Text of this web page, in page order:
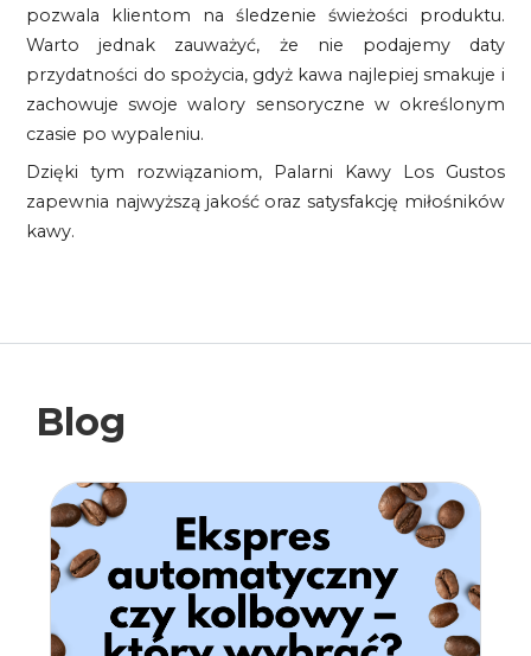
pozwala klientom na śledzenie świeżości produktu.
Warto jednak zauważyć, że nie podajemy daty
przydatności do spożycia, gdyż kawa najlepiej smakuje i
zachowuje swoje walory sensoryczne w określonym
czasie po wypaleniu.
Dzięki tym rozwiązaniom, Palarni Kawy Los Gustos
zapewnia najwyższą jakość oraz satysfakcję miłośników
kawy.
Blog